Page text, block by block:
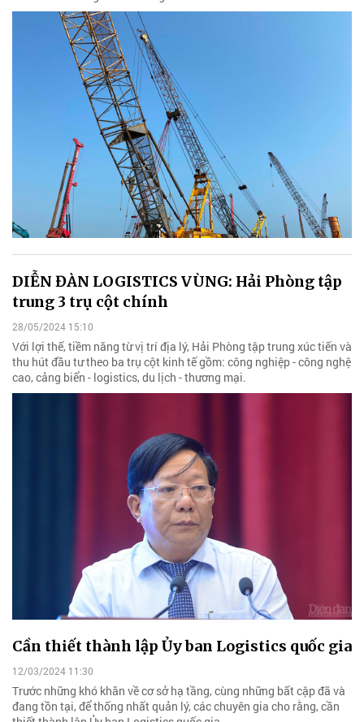
DIỄN ĐÀN LOGISTICS VÙNG: Hải Phòng tập
trung 3 trụ cột chính
28/05/2024 15:10
Với lợi thế, tiềm năng từ vị trí địa lý, Hải Phòng tập trung xúc tiến và
thu hút đầu tư theo ba trụ cột kinh tế gồm: công nghiệp - công nghệ
cao, cảng biển - logistics, du lịch - thương mại.
Cần thiết thành lập Ủy ban Logistics quốc gia
12/03/2024 11:30
Trước những khó khăn về cơ sở hạ tầng, cùng những bất cập đã và
đang tồn tại, để thống nhất quản lý, các chuyên gia cho rằng, cần